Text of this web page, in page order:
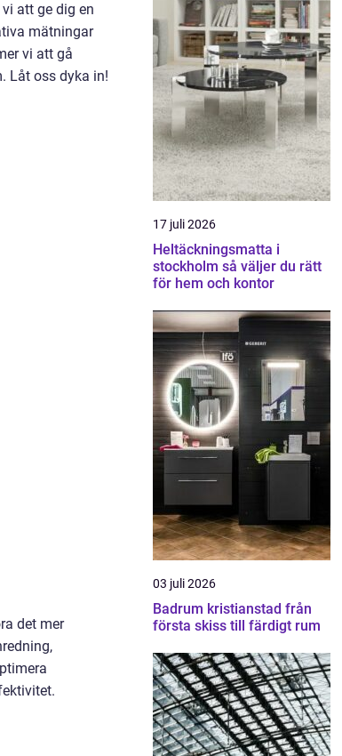
att ge dig en
mätningar
vi att gå
Låt oss dyka in!
det mer
17 juli 2026
Heltäckningsmatta i
stockholm så väljer du rätt
för hem och kontor
03 juli 2026
Badrum kristianstad från
första skiss till färdigt rum